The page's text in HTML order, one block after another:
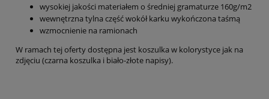
wysokiej jakości materiałem o średniej gramaturze 160g/m2
wewnętrzna tylna część wokół karku wykończona taśmą
wzmocnienie na ramionach
W ramach tej oferty dostępna jest koszulka w kolorystyce jak na
zdjęciu (czarna koszulka i biało-złote napisy).